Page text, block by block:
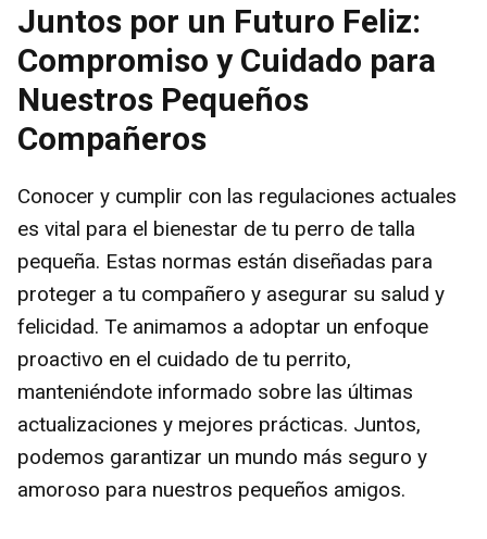
Juntos por un Futuro Feliz:
Compromiso y Cuidado para
Nuestros Pequeños
Compañeros
Conocer y cumplir con las regulaciones actuales
es vital para el bienestar de tu perro de talla
pequeña. Estas normas están diseñadas para
proteger a tu compañero y asegurar su salud y
felicidad. Te animamos a adoptar un enfoque
proactivo en el cuidado de tu perrito,
manteniéndote informado sobre las últimas
actualizaciones y mejores prácticas. Juntos,
podemos garantizar un mundo más seguro y
amoroso para nuestros pequeños amigos.